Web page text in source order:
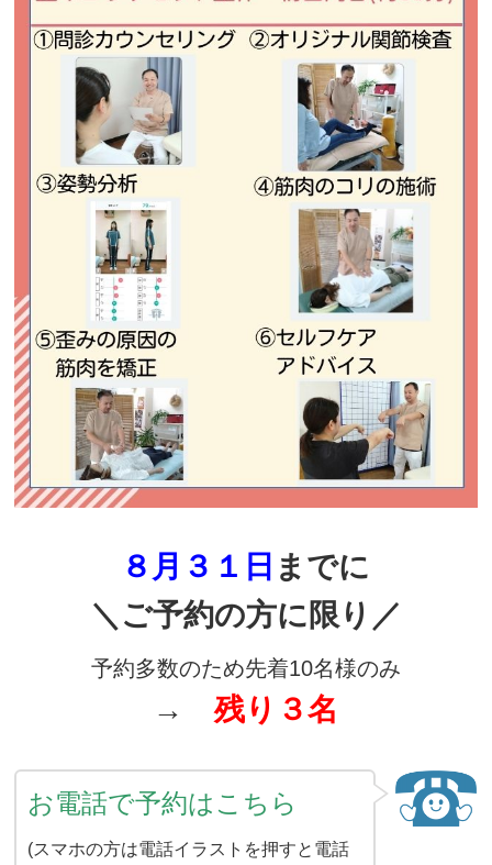
８ 月３１日 までに
＼ご予約の方に限り／
予約多数のため先着10名様のみ
→残り３名
お電話で予約はこちら
(スマホの方は電話イラストを押すと電話